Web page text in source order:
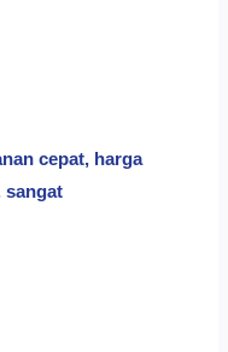
cepat, harga
sangat